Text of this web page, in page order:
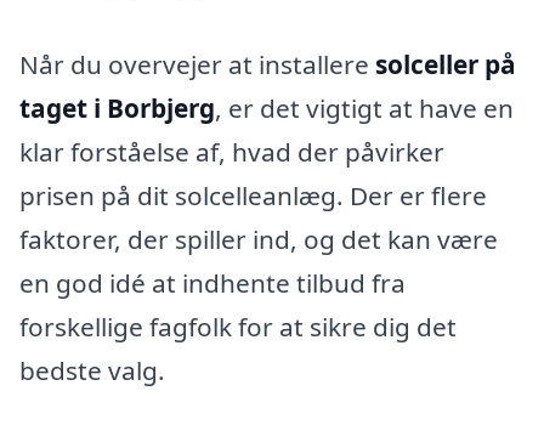
Når du overvejer at installere solceller på
taget i Borbjerg, er det vigtigt at have en
klar forståelse af, hvad der påvirker
prisen på dit solcelleanlæg. Der er flere
faktorer, der spiller ind, og det kan være
en god idé at indhente tilbud fra
forskellige fagfolk for at sikre dig det
bedste valg.